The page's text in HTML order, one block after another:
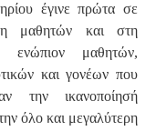
έγινε πρώτα σε
μαθητών και στη
ενώπιον μαθητών,
και γονέων που
την ικανοποίησή
όλο και μεγαλύτερη